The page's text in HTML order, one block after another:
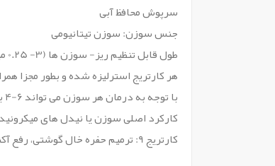
سرپوش محافظ آبی
جنس سوزن: سوزن تیتانیومی
طول قابل تنظیم ریز- سوزن ها (3- 0.25 میلی متر)
هر کارتریج استرلیزه شده و بطور مجزا
با توجه به درمان هر سوزن می تواند 6-4 بار استفاده شود
کارکرد اصلی سوزن یا نیدل های
کارتریج 9: ترمیم حفره خال گوشتی، رفع آکنه، حذف علامت های کشیدگی و چروک.